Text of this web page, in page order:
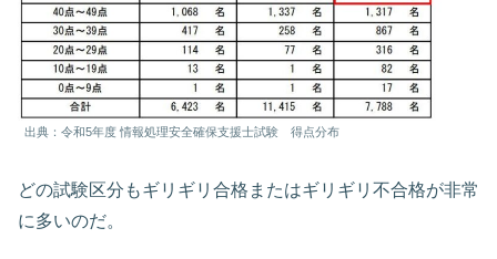
出典：令和5年度 情報処理安全確保支援士試験 得点分布
どの試験区分もギリギリ合格またはギリギリ不合格が非常
に多いのだ。